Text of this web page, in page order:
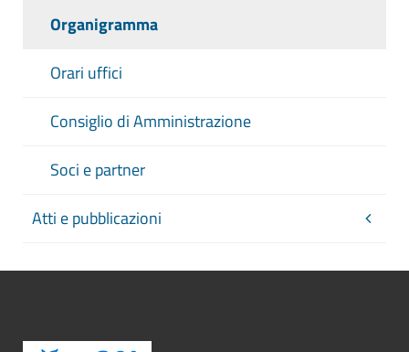
Organigramma
Orari uffici
Consiglio di Amministrazione
Soci e partner
Atti e pubblicazioni